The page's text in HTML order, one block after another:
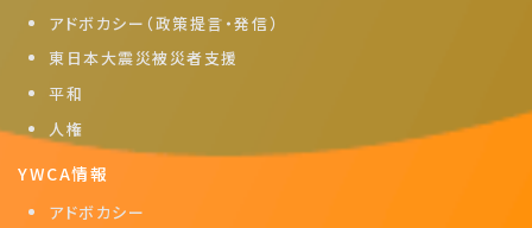
アドボカシー（政策提言・発信）
東日本大震災被災者支援
平和
人権
YWCA情報
アドボカシー